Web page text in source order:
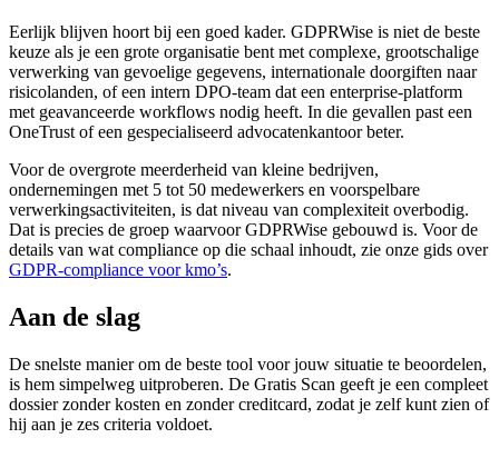
Eerlijk blijven hoort bij een goed kader. GDPRWise is niet de beste
keuze als je een grote organisatie bent met complexe, grootschalige
verwerking van gevoelige gegevens, internationale doorgiften naar
risicolanden, of een intern DPO-team dat een enterprise-platform
met geavanceerde workflows nodig heeft. In die gevallen past een
OneTrust of een gespecialiseerd advocatenkantoor beter.
Voor de overgrote meerderheid van kleine bedrijven,
ondernemingen met 5 tot 50 medewerkers en voorspelbare
verwerkingsactiviteiten, is dat niveau van complexiteit overbodig.
Dat is precies de groep waarvoor GDPRWise gebouwd is. Voor de
details van wat compliance op die schaal inhoudt, zie onze gids over
GDPR-compliance voor kmo’s.
Aan de slag
De snelste manier om de beste tool voor jouw situatie te beoordelen,
is hem simpelweg uitproberen. De Gratis Scan geeft je een compleet
dossier zonder kosten en zonder creditcard, zodat je zelf kunt zien of
hij aan je zes criteria voldoet.